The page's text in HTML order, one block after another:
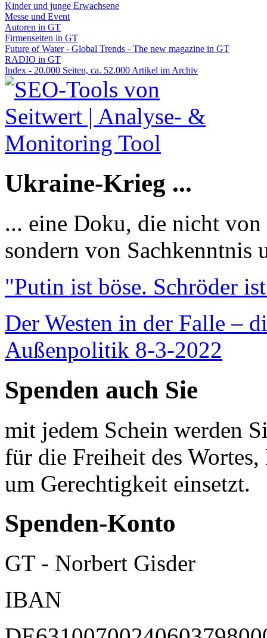
Kinder und junge Erwachsene
Messe und Event
Autoren in GT
Firmenseiten in GT
Future of Water - Global Trends - The new magazine in GT
RADIO in GT
Index - 20.000 Seiten, ca. 52.000 Artikel im Archiv
Ukraine-Krieg ...
... eine Doku, die nicht
sondern von Sachkenntnis
"Putin ist böse. Schröder
Der Westen in der Falle –
Außenpolitik 8-3-2022
Spenden auch Sie
mit jedem Schein werden
für die Freiheit des
um Gerechtigkeit einsetzt.
Spenden-Konto
GT - Norbert Gisder
IBAN